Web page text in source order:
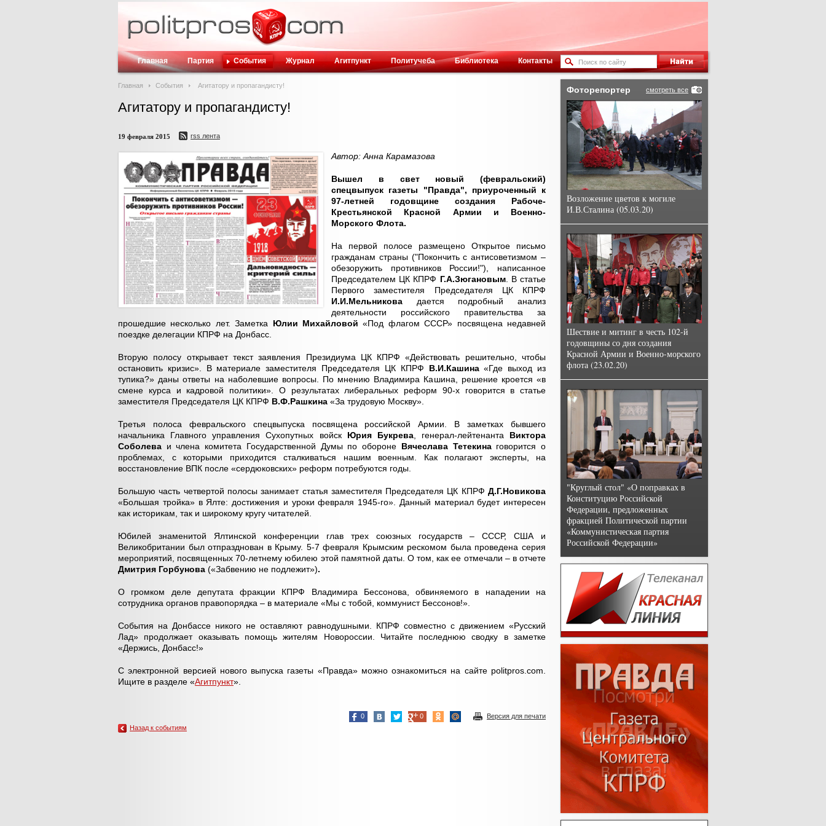
Главная Партия События Журнал Агитпункт Политучеба Библиотека Контакты
Главная События Агитатору и пропагандисту!
Агитатору и пропагандисту!
19 февраля 2015 rss лента
Автор: Анна Карамазова
Вышел в свет новый (февральский)
спецвыпуск газеты "Правда", приуроченный к
97-летней годовщине создания Рабоче-
Крестьянской Красной Армии и Военно-
Морского Флота.
На первой полосе размещено Открытое письмо
гражданам страны ("Покончить с антисоветизмом –
обезоружить противников России!"), написанное
Председателем ЦК КПРФ Г.А.Зюгановым. В статье
Первого заместителя Председателя ЦК КПРФ
И.И.Мельникова дается подробный анализ
деятельности российского правительства за
прошедшие несколько лет. Заметка Юлии Михайловой «Под флагом СССР» посвящена недавней
поездке делегации КПРФ на Донбасс.
Вторую полосу открывает текст заявления Президиума ЦК КПРФ «Действовать решительно, чтобы
остановить кризис». В материале заместителя Председателя ЦК КПРФ В.И.Кашина«Где выход из
тупика?» даны ответы на наболевшие вопросы. По мнению Владимира Кашина, решение кроется «в
смене курса и кадровой политики». О результатах либеральных реформ 90-х говорится в статье
заместителя Председателя ЦК КПРФ В.Ф.Рашкина «За трудовую Москву».
Третья полоса февральского спецвыпуска посвящена российской Армии. В заметках бывшего
начальника Главного управления Сухопутных войск Юрия Букрева, генерал-лейтенанта Виктора
Соболева и члена комитета Государственной Думы по обороне Вячеслава Тетекинаговорится о
проблемах, с которыми приходится сталкиваться нашим военным. Как полагают эксперты, на
восстановление ВПК после «сердюковских» реформ потребуются годы.
Большую часть четвертой полосы занимает статья заместителя Председателя ЦК КПРФ Д.Г.Новикова
«Большая тройка» в Ялте: достижения и уроки февраля 1945-го». Данный материал будет интересен
как историкам, так и широкому кругу читателей.
Юбилей знаменитой Ялтинской конференции глав трех союзных государств – СССР, США и
Великобритании был отпразднован в Крыму. 5-7 февраля Крымским рескомом была проведена серия
мероприятий, посвященных 70-летнему юбилею этой памятной даты. О том, как ее отмечали – в отчете
Дмитрия Горбунова («Забвению не подлежит»).
О громком деле депутата фракции КПРФ Владимира Бессонова, обвиняемого в нападении на
сотрудника органов правопорядка – в материале «Мы с тобой, коммунист Бессонов!».
События на Донбассе никого не оставляют равнодушными. КПРФ совместно с движением «Русский
Лад» продолжает оказывать помощь жителям Новороссии. Читайте последнюю сводку в заметке
«Держись, Донбасс!»
С электронной версией нового выпуска газеты «Правда» можно ознакомиться на сайте politpros.com.
Ищите в разделе «Агитпункт».
Версия для печати
0
0
Назад к событиям
смотреть все
Фоторепортер
Возложение цветов к могиле
И.В.Сталина (05.03.20)
Шествие и митинг в честь 102-й
годовщины со дня создания
Красной Армии и Военно-морского
флота (23.02.20)
"Круглый стол" «О поправках в
Конституцию Российской
Федерации, предложенных
фракцией Политической партии
«Коммунистическая партия
Российской Федерации»